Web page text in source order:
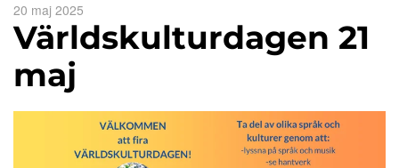
20 maj 2025
Världskulturdagen 21
maj